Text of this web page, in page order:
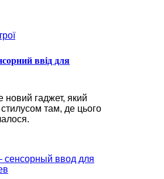
ввід для
новий гаджет, який
там, де цього